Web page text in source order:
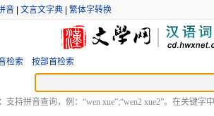
音| 文言文字典| 繁体字转换
检索 按部首检索
支持拼音查询，例：“wen xue”;“wen2 xue2”。在关键字